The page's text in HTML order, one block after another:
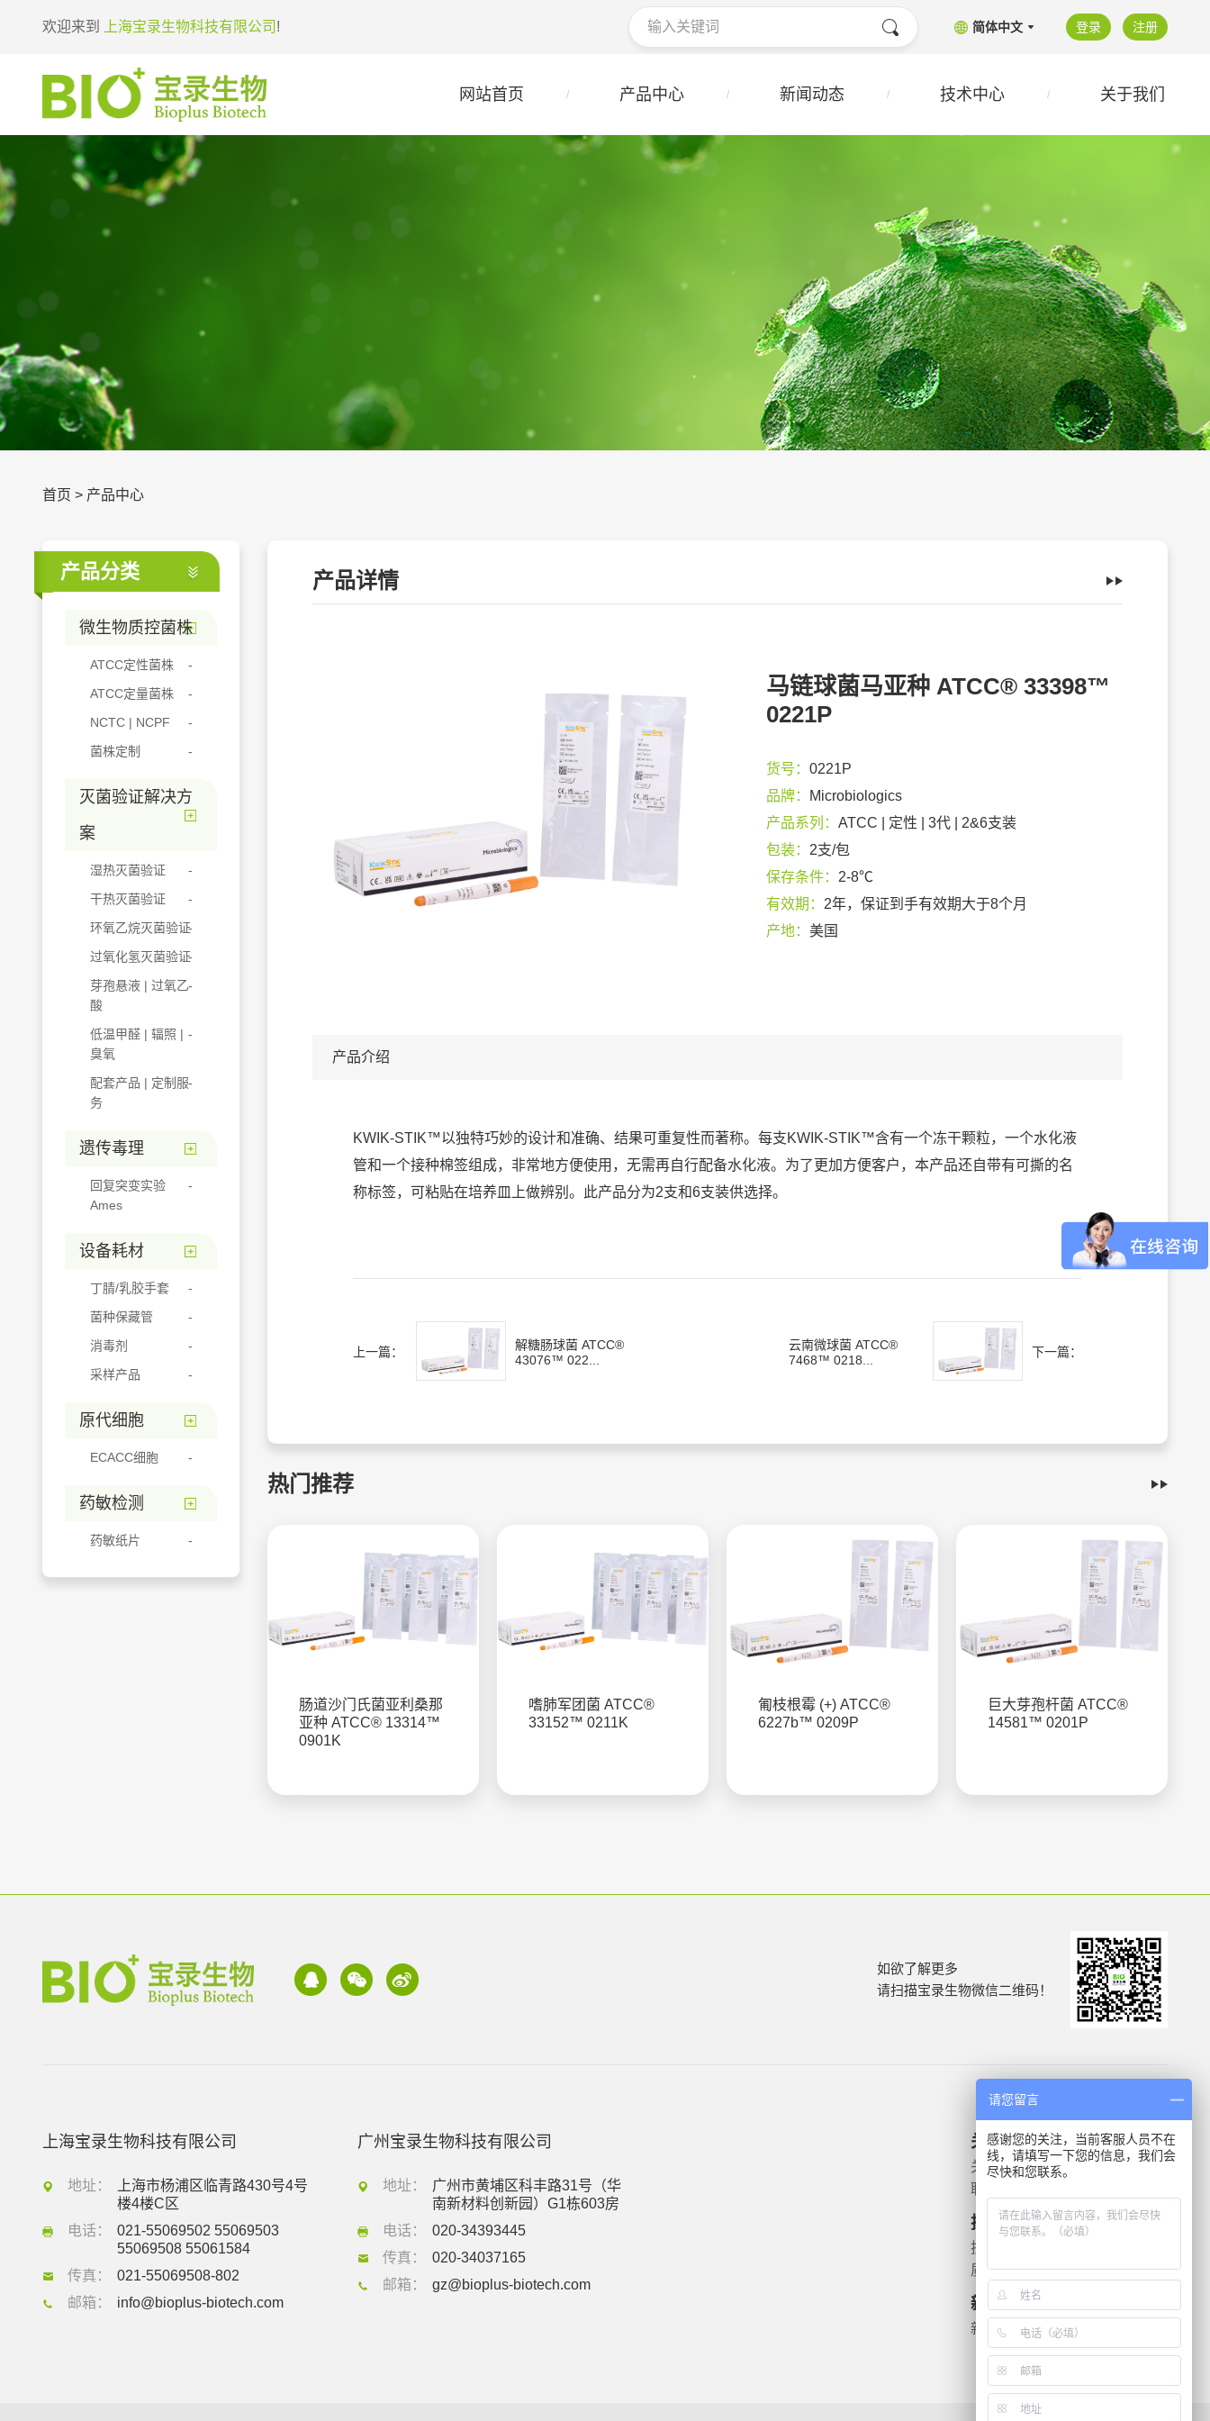
欢迎来到 上海宝录生物科技有限公司 ! 简体中文 登录 注册
网站首页 产品中心 新闻动态 技术中心 关于我们
首页 > 产品中心
产品分类
微生物质控菌株
ATCC定性菌株
ATCC定量菌株
NCTC | NCPF
菌株定制
灭菌验证解决方
案
湿热灭菌验证
干热灭菌验证
环氧乙烷灭菌验证
过氧化氢灭菌验证
芽孢悬液 | 过氧乙
酸
低温甲醛 | 辐照 |
臭氧
配套产品 | 定制服
务
遗传毒理
回复突变实验
Ames
设备耗材
丁腈/乳胶手套
菌种保藏管
消毒剂
采样产品
原代细胞
ECACC细胞
药敏检测
药敏纸片
产品详情
马链球菌马亚种 ATCC® 33398™
0221P
货号： 0221P
品牌：
Microbiologics
产品系列： ATCC | 定性 | 3代 | 2&6支装
包装： 2支/包
保存条件： 2-8℃
有效期： 2年，保证到手有效期大于8个月
产地： 美国
产品介绍
KWIK-STIK™以独特巧妙的设计和准确、结果可重复性而著称。每支KWIK-STIK™含有一个冻干颗粒，一个水化液
管和一个接种棉签组成，非常地方便使用，无需再自行配备水化液。为了更加方便客户，本产品还自带有可撕的名
称标签，可粘贴在培养皿上做辨别。此产品分为2支和6支装供选择。
上一篇：
解糖肠球菌 ATCC®
43076™ 022...
云南微球菌 ATCC®
7468™ 0218...
下一篇：
热门推荐
肠道沙门氏菌亚利桑那
亚种 ATCC® 13314™
0901K
嗜肺军团菌 ATCC®
33152™ 0211K
匍枝根霉 (+) ATCC®
6227b™ 0209P
巨大芽孢杆菌 ATCC®
14581™ 0201P
如欲了解更多
请扫描宝录生物微信二维码！
上海宝录生物科技有限公司
地址：
上海市杨浦区临青路430号4号
楼4楼C区
电话：
021-55069502 55069503
55069508 55061584
传真：
021-55069508-802
邮箱：
info@bioplus-biotech.com
广州宝录生物科技有限公司
地址：
广州市黄埔区科丰路31号（华
南新材料创新园）G1栋603房
电话：
020-34393445
传真：
020-34037165
邮箱：
gz@bioplus-biotech.com
关于我们
关于我们
联系我们
技术支持
技术文档
质检报告
新闻资讯
新闻动态
产品信息
微生物质控菌株
遗传毒理
药敏检测
请您留言
感谢您的关注，当前客服人员不在
线，请填写一下您的信息，我们会
尽快和您联系。